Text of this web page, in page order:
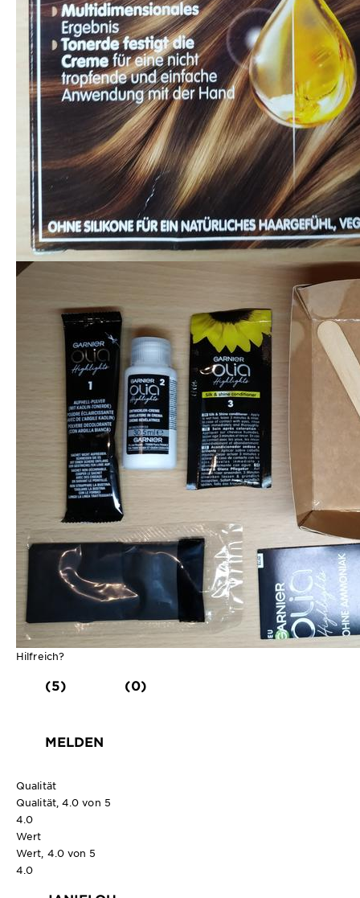
Hilfreich?
(5) (0)
MELDEN
Qualität
Qualität, 4.0 von 5
4.0
Wert
Wert, 4.0 von 5
4.0